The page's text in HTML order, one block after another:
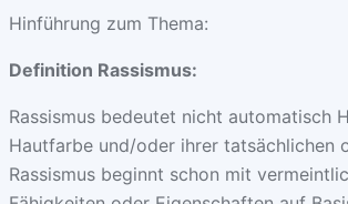
Hinführung zum Thema:
Definition Rassismus:
Rassismus bedeutet nicht automatisch
Hautfarbe und/oder ihrer tatsächlichen
Rassismus beginnt schon mit